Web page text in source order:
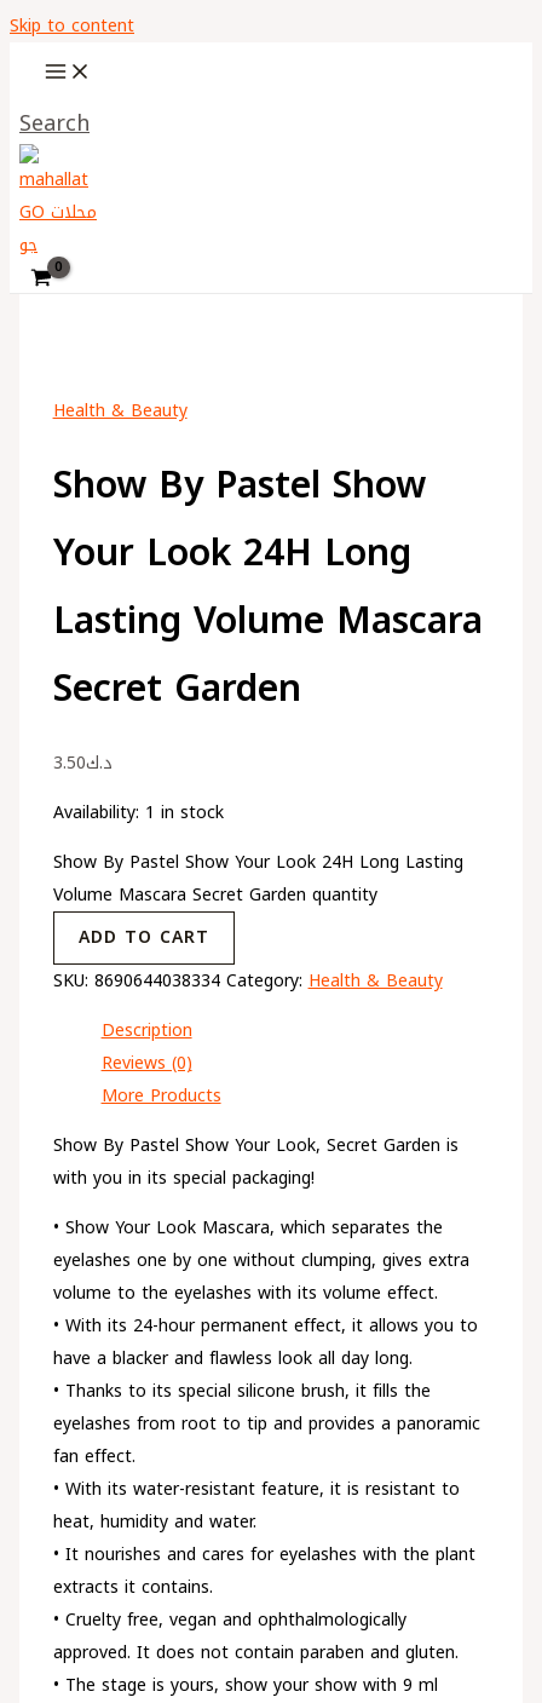
Skip to content
Search
Health & Beauty
Show By Pastel Show
Your Look 24H Long
Lasting Volume Mascara
Secret Garden
د.ك3.50
Availability: 1 in stock
Show By Pastel Show Your Look 24H Long Lasting
Volume Mascara Secret Garden quantity
ADD TO CART
SKU: 8690644038334 Category:Health & Beauty
Description
Reviews (0)
More Products
Show By Pastel Show Your Look, Secret Garden is
with you in its special packaging!
• Show Your Look Mascara, which separates the
eyelashes one by one without clumping, gives extra
volume to the eyelashes with its volume effect.
• With its 24-hour permanent effect, it allows you to
have a blacker and flawless look all day long.
• Thanks to its special silicone brush, it fills the
eyelashes from root to tip and provides a panoramic
fan effect.
• With its water-resistant feature, it is resistant to
heat, humidity and water.
• It nourishes and cares for eyelashes with the plant
extracts it contains.
• Cruelty free, vegan and ophthalmologically
approved. It does not contain paraben and gluten.
• The stage is yours, show your show with 9 ml